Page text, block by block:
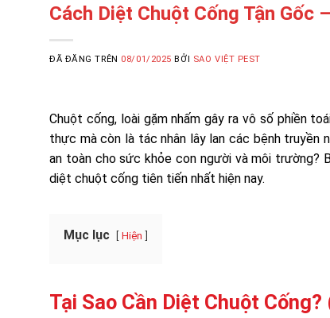
Cách Diệt Chuột Cống Tận Gốc
ĐÃ ĐĂNG TRÊN 08/01/2025 BỞI SAO VIỆT PEST
Chuột cống, loài gặm nhấm gây ra vô số phiền
thực mà còn là tác nhân lây lan các bệnh truyền
an toàn cho sức khỏe con người và môi trường?
diệt chuột cống tiên tiến nhất hiện nay.
Mục lục Hiện
Tại Sao Cần Diệt Chuột